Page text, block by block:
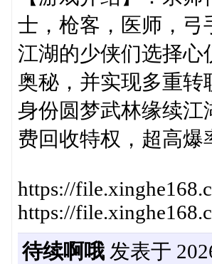
士，枪客，医师，弓
江湖的少侠们选择心
奥秘，并实现多重转
身份圆梦武林缘续江
费回收特权，超高
https://
https://
待续啊哦发表于